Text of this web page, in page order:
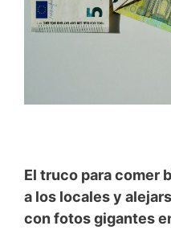
El truco para comer
a los locales y
con fotos gigantes